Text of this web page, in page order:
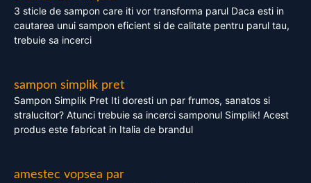
3 sticle de sampon care iti vor transforma parul Daca esti in
cautarea unui sampon eficient si de calitate pentru parul tau,
trebuie sa incerci
sampon simplik pret
Sampon Simplik Pret Iti doresti un par frumos, sanatos si
stralucitor? Atunci trebuie sa incerci samponul Simplik! Acest
produs este fabricat in Italia de brandul
amestec vopsea par